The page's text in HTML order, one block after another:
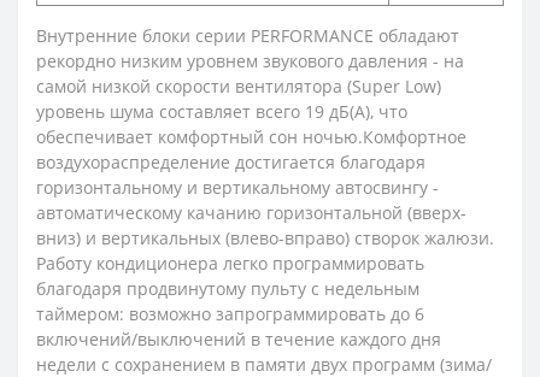
Внутренние блоки серии PERFORMANCE обладают
рекордно низким уровнем звукового давления - на
самой низкой скорости вентилятора (Super Low)
уровень шума составляет всего 19 дБ(А), что
обеспечивает комфортный сон ночью.Комфортное
воздухораспределение достигается благодаря
горизонтальному и вертикальному автосвингу -
автоматическому качанию горизонтальной (вверх-
вниз) и вертикальных (влево-вправо) створок жалюзи.
Работу кондиционера легко программировать
благодаря продвинутому пульту с недельным
таймером: возможно запрограммировать до 6
включений/выключений в течение каждого дня
недели с сохранением в памяти двух программ (зима/